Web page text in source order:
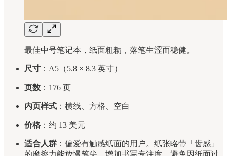
最佳中号笔记本，纸面粗粝，落笔生涩而稳健。
尺寸 ：A5（5.8 × 8.3 英寸）
页数 ：176 页
内页样式 ：横线、方格、空白
价格 ：约 13 美元
适合人群 ：偏爱有触感纸面的用户。纸张略带「齿感」